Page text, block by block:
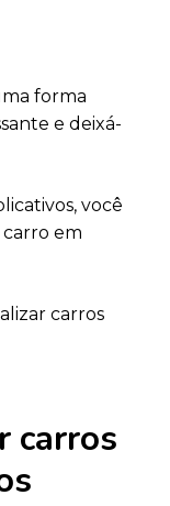
forma
e deixá-
você
em
carros
carros